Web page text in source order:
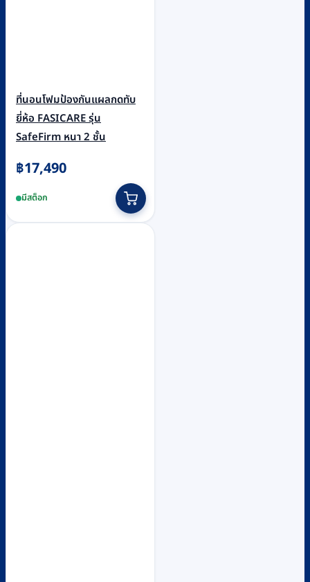
ที่นอนโฟมป้องกันแผลกดทับ
ยี่ห้อ FASICARE รุ่น
SafeFirm หนา 2 ชั้น
฿17,490
มีสต็อก